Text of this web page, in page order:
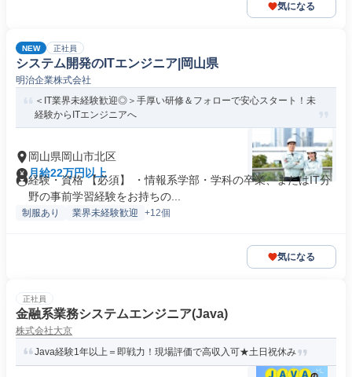
気になる
NEW 正社員
システム開発のITエンジニア|岡山県
明治企業株式会社
＜IT業界未経験歓迎◎＞手厚い研修＆フォローで安心スタート！未
経験からITエンジニアへ
岡山県岡山市北区
月給22万円以上
経験・資格 【必須】 ・情報系学部・学科の卒業、またはIT分
野の事前学習経験をお持ちの...
制服あり 業界未経験歓迎 +12個
気になる
正社員
金融系業務システムエンジニア(Java)
株式会社大京
Java経験1年以上＝即戦力！現場評価で高収入可★土日祝休み